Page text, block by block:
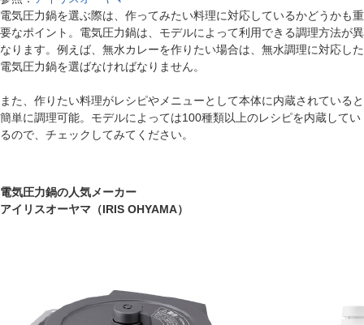
電気圧力鍋を選ぶ際は、作ってみたい料理に対応しているかどうかも重
要なポイント。電気圧力鍋は、モデルによって利用できる調理方法が異
なります。例えば、無水カレーを作りたい場合は、無水調理に対応した
電気圧力鍋を選ばなければなりません。
また、作りたい料理がレシピやメニューとして本体に内蔵されていると
簡単に調理可能。モデルによっては100種類以上のレシピを内蔵してい
るので、チェックしてみてください。
電気圧力鍋の人気メーカー
アイリスオーヤマ（IRIS OHYAMA）